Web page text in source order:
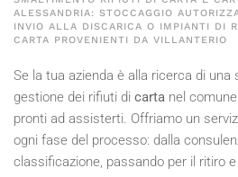
ALESSANDRIA: STOCCAGGIO
INVIO ALLA DISCARICA O IMPIANTI DI
CARTA PROVENIENTI DA VILLANTERIO
Se la tua azienda è alla ricerca di una
gestione dei rifiuti di carta nel
pronti ad assisterti. Offriamo un
ogni fase del processo: dalla
classificazione, passando per il ritiro